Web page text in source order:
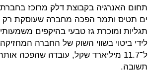
תחום האנרגיה בקבוצת דלק מרוכז
ים תטיס ותמר הפכה מחברה שעוסקת רק
תגליות ומוכרת גז טבעי בהיקפים
לידי ביטוי בשווי השוק של החברה
ל־11.7 מיליארד שקל, עובדה שהפכה
תשובה.